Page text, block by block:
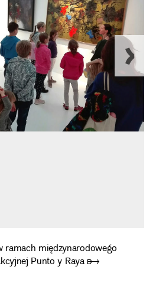
ramach międzynarodowego
Punto y Raya ➸